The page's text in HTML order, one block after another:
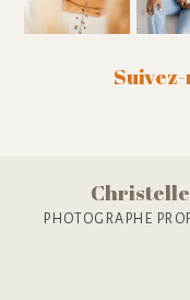
PHOTOGRAPHE